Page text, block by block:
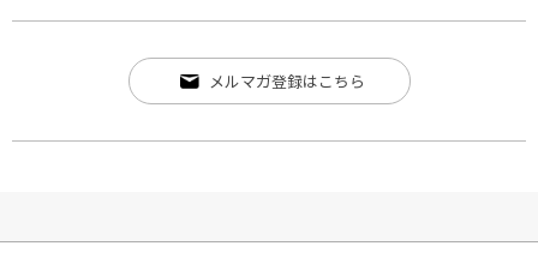
メルマガ登録はこちら